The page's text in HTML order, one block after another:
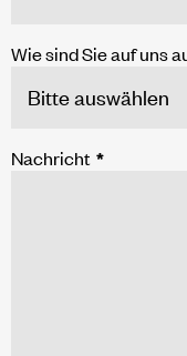
Wie sind Sie auf uns
Nachricht *